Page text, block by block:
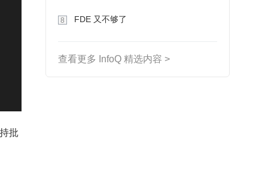
批
8 FDE 又不够了
查看更多 InfoQ 精选内容 >